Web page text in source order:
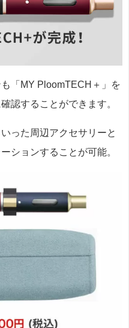
「MY PloomTECH＋」を
認することができます。
った周辺アクセサリーと
ションすることが可能。